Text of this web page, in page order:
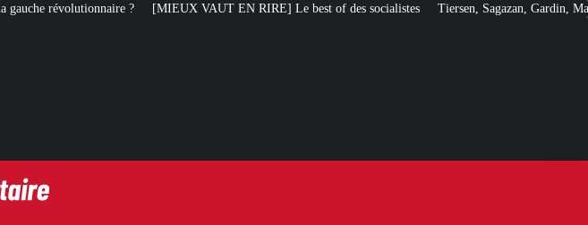
[MIEUX VAUT EN RIRE] Le best of des socialistes Tiersen, Sagazan, Gardin, Masiero : ces artistes